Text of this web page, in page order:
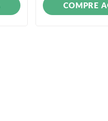
COMPRE